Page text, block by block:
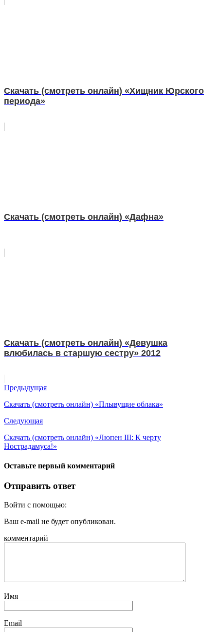
Скачать (смотреть онлайн) «Хищник Юрского
периода»
Скачать (смотреть онлайн) «Дафна»
Скачать (смотреть онлайн) «Девушка
влюбилась в старшую сестру» 2012
Предыдущая
Скачать (смотреть онлайн) «Плывущие облака»
Следующая
Скачать (смотреть онлайн) «Люпен III: К черту
Нострадамуса!»
Оставьте первый комментарий
Отправить ответ
Войти с помощью:
Ваш e-mail не будет опубликован.
комментарий
Имя
Email